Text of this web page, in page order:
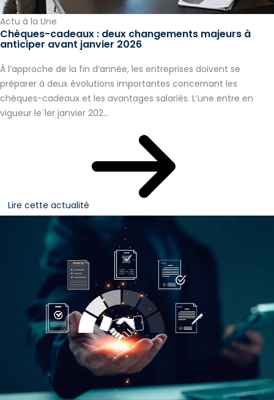
Actu à la Une
Chèques-cadeaux : deux changements majeurs à
anticiper avant janvier 2026
À l’approche de la fin d’année, les entreprises doivent se
préparer à deux évolutions importantes concernant les
chèques-cadeaux et les avantages salariés. L’une entre en
vigueur le 1er janvier 202...
Lire cette actualité